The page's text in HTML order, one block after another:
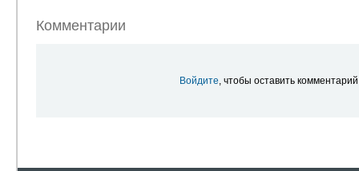
Комментарии
Войдите, чтобы оставить комментарий